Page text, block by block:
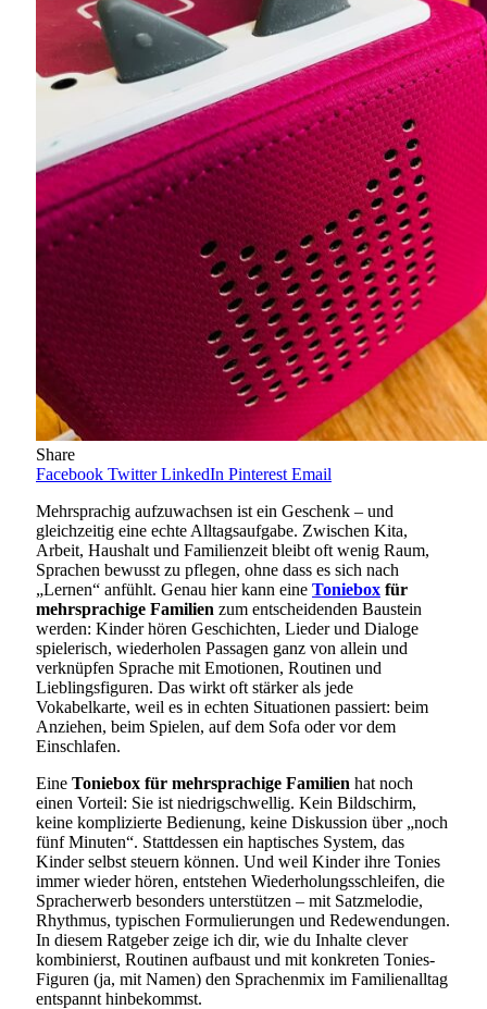
Share
Facebook Twitter LinkedIn Pinterest Email
Mehrsprachig aufzuwachsen ist ein Geschenk – und
gleichzeitig eine echte Alltagsaufgabe. Zwischen Kita,
Arbeit, Haushalt und Familienzeit bleibt oft wenig Raum,
Sprachen bewusst zu pflegen, ohne dass es sich nach
„Lernen“ anfühlt. Genau hier kann eine Toniebox für
mehrsprachige Familien zum entscheidenden Baustein
werden: Kinder hören Geschichten, Lieder und Dialoge
spielerisch, wiederholen Passagen ganz von allein und
verknüpfen Sprache mit Emotionen, Routinen und
Lieblingsfiguren. Das wirkt oft stärker als jede
Vokabelkarte, weil es in echten Situationen passiert: beim
Anziehen, beim Spielen, auf dem Sofa oder vor dem
Einschlafen.
Eine Toniebox für mehrsprachige Familien hat noch
einen Vorteil: Sie ist niedrigschwellig. Kein Bildschirm,
keine komplizierte Bedienung, keine Diskussion über „noch
fünf Minuten“. Stattdessen ein haptisches System, das
Kinder selbst steuern können. Und weil Kinder ihre Tonies
immer wieder hören, entstehen Wiederholungsschleifen, die
Spracherwerb besonders unterstützen – mit Satzmelodie,
Rhythmus, typischen Formulierungen und Redewendungen.
In diesem Ratgeber zeige ich dir, wie du Inhalte clever
kombinierst, Routinen aufbaust und mit konkreten Tonies-
Figuren (ja, mit Namen) den Sprachenmix im Familienalltag
entspannt hinbekommst.